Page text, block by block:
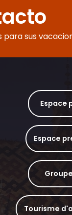
sus
Espace
Espace
Tourisme